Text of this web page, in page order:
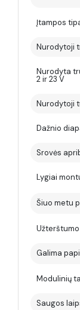
Įtampos
Nurodytoji
Nurodyta
2 ir 23 V
Nurodytoji
Dažnio
Srovės
Lygiai
Šiuo metu
Galima
Modulinių
Saugos